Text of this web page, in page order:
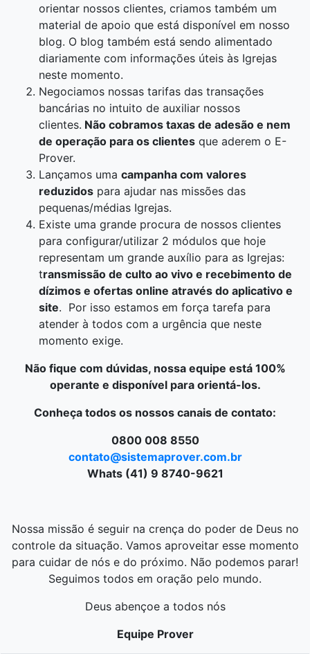
orientar nossos clientes, criamos também um
material de apoio que está disponível em nosso
blog. O blog também está sendo alimentado
diariamente com informações úteis às Igrejas
neste momento.
Negociamos nossas tarifas das transações
bancárias no intuito de auxiliar nossos
clientes. Não cobramos taxas de adesão e nem
de operação para os clientes que aderem o E-
Prover.
Lançamos uma campanha com valores
reduzidos para ajudar nas missões das
pequenas/médias Igrejas.
Existe uma grande procura de nossos clientes
para configurar/utilizar 2 módulos que hoje
representam um grande auxílio para as Igrejas:
transmissão de culto ao vivo e recebimento de
dízimos e ofertas online através do aplicativo e
site. Por isso estamos em força tarefa para
atender à todos com a urgência que neste
momento exige.
Não fique com dúvidas, nossa equipe está 100%
operante e disponível para orientá-los.
Conheça todos os nossos canais de contato:
0800 008 8550
contato@sistemaprover.com.br
Whats (41) 9 8740-9621
Nossa missão é seguir na crença do poder de Deus no
controle da situação. Vamos aproveitar esse momento
para cuidar de nós e do próximo. Não podemos parar!
Seguimos todos em oração pelo mundo.
Deus abençoe a todos nós
Equipe Prover